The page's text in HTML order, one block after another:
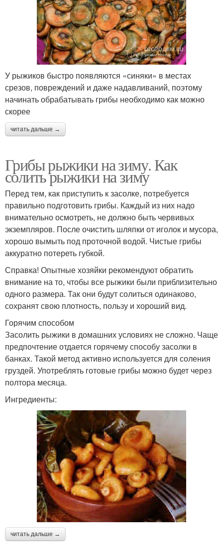
У рыжиков быстро появляются «синяки» в местах
срезов, повреждений и даже надавливаний, поэтому
начинать обрабатывать грибы необходимо как можно
скорее
читать дальше →
Грибы рыжики на зиму. Как
солить рыжики на зиму
Перед тем, как приступить к засолке, потребуется
правильно подготовить грибы. Каждый из них надо
внимательно осмотреть, не должно быть червивых
экземпляров. После очистить шляпки от иголок и мусора,
хорошо вымыть под проточной водой. Чистые грибы
аккуратно потереть губкой.
Справка! Опытные хозяйки рекомендуют обратить
внимание на то, чтобы все рыжики были приблизительно
одного размера. Так они будут солиться одинаково,
сохранят свою плотность, пользу и хороший вид.
Горячим способом
Засолить рыжики в домашних условиях не сложно. Чаще
предпочтение отдается горячему способу засолки в
банках. Такой метод активно используется для соления
груздей. Употреблять готовые грибы можно будет через
полтора месяца.
Ингредиенты:
читать дальше →